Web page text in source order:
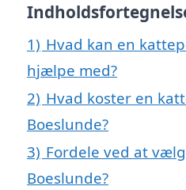
1) Hvad kan en
hjælpe med?
2) Hvad koster en
Boeslunde?
3) Fordele ved at
Boeslunde?